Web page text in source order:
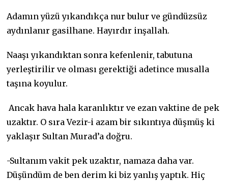
Adamın yüzü yıkandıkça nur bulur ve gündüzsüz
aydınlanır gasilhane. Hayırdır inşallah.
Naaşı yıkandıktan sonra kefenlenir, tabutuna
yerleştirilir ve olması gerektiği adetince musalla
taşına koyulur.
Ancak hava hala karanlıktır ve ezan vaktine de pek
uzaktır. O sıra Vezir-i azam bir sıkıntıya düşmüş ki
yaklaşır Sultan Murad’a doğru.
-Sultanım vakit pek uzaktır, namaza daha var.
Düşündüm de ben derim ki biz yanlış yaptık. Hiç